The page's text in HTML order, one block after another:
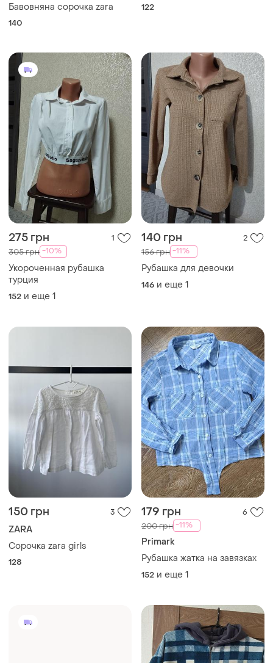
Бавовняна сорочка zara
140
122
275 грн 1
305 грн -10%
Укороченная рубашка
турция
152 и еще 1
140 грн 2
156 грн -11%
Рубашка для девочки
146 и еще 1
150 грн 3
ZARA
Сорочка zara girls
128
179 грн 6
200 грн -11%
Primark
Рубашка жатка на завязках
152 и еще 1